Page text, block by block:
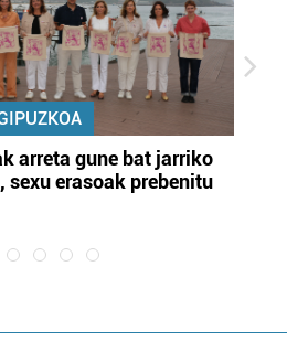
arreta gune bat jarriko
sexu erasoak prebenitu